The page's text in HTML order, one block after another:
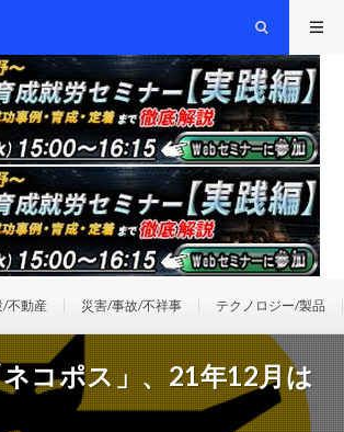
/不動産 災害/事故/不祥事 テクノロジー/製品
コポス」、21年12月は